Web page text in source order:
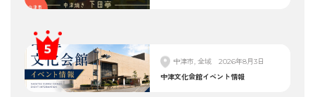
中津市, 全域
2026年8月3日
中津文化会館イベント情報